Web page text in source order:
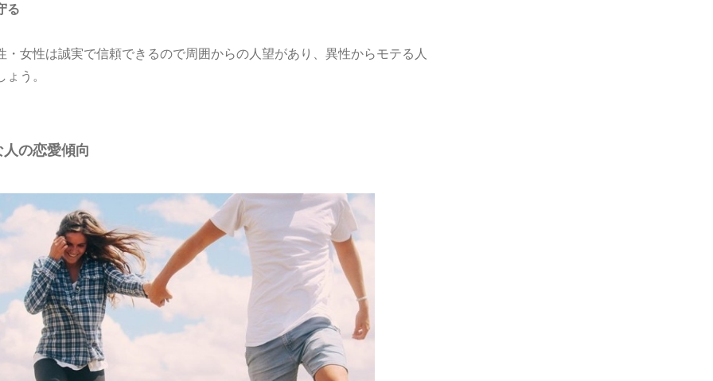
る
・女性は誠実で信頼できるので周囲からの人望があり、異性からモテる人
う。
の恋愛傾向